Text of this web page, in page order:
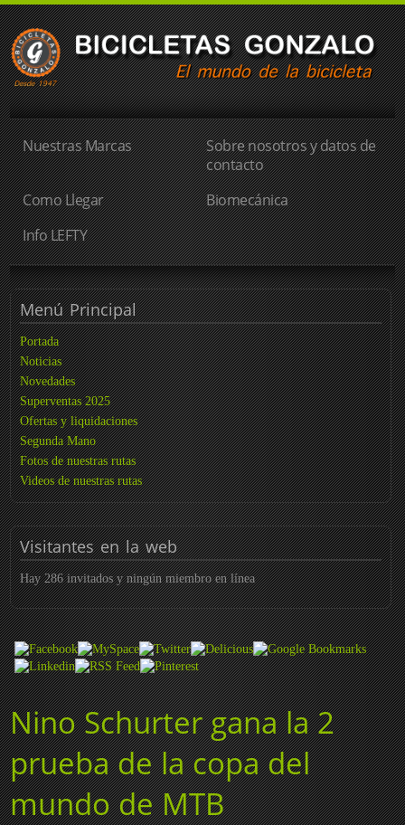
Nuestras Marcas
Sobre nosotros y datos de
contacto
Como Llegar
Biomecánica
Info LEFTY
MenúPrincipal
Portada
Noticias
Novedades
Superventas 2025
Ofertas y liquidaciones
Segunda Mano
Fotos de nuestras rutas
Videos de nuestras rutas
Visitantesen la web
Hay 286 invitados y ningún miembro en línea
Nino Schurter gana la 2
prueba de la copa del
mundo de MTB